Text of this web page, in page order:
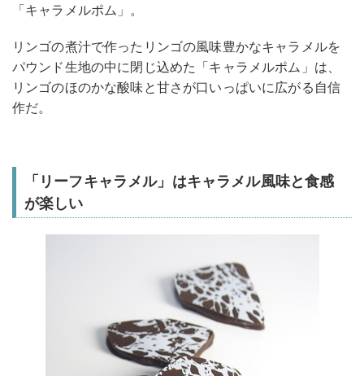
「キャラメルポム」。
リンゴの煮汁で作ったリンゴの風味豊かなキャラメルを
パウンド生地の中に閉じ込めた「キャラメルポム」は、
リンゴのほのかな酸味と甘さが口いっぱいに広がる自信
作だ。
「リーフキャラメル」はキャラメル風味と食感
が楽しい